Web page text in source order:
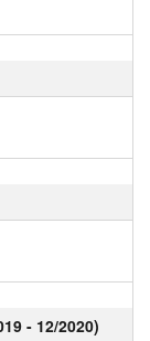
- 12/2020)